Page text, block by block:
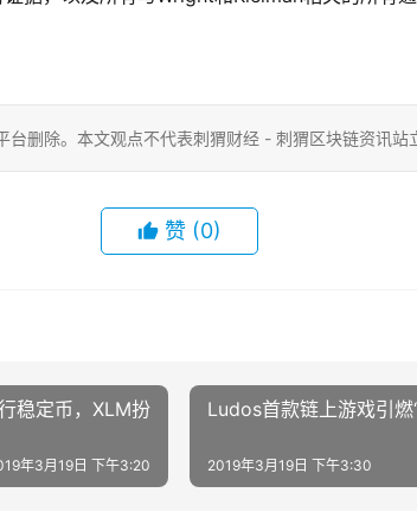
台删除。本文观点不代表刺猬财经 - 刺猬区块链资讯站
赞 (0)
稳定币，XLM扮
年3月19日 下午3:20
Ludos首款链上游戏引
2019年3月19日 下午3:30